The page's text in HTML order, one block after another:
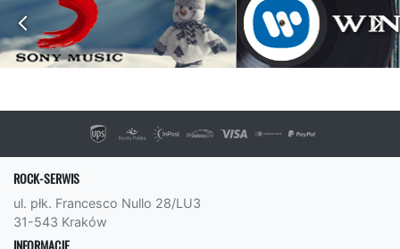
ROCK-SERWIS
ul. płk. Francesco Nullo 28/LU3
31-543 Kraków
INFORMACJE